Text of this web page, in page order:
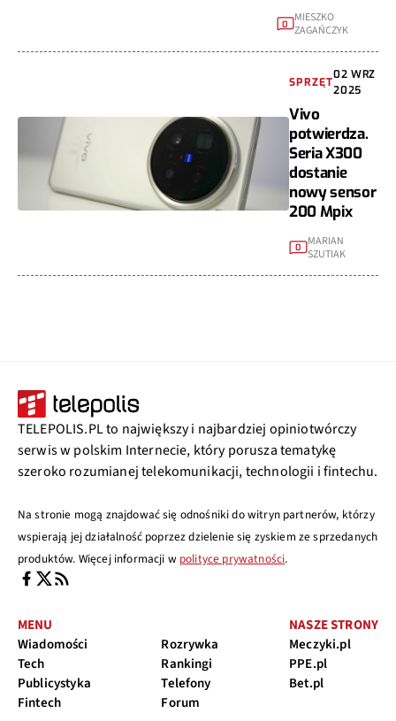
0 MIESZKO
ZAGAŃCZYK
SPRZĘT
02 WRZ
2025
Vivo
potwierdza.
Seria X300
dostanie
nowy sensor
200 Mpix
0 MARIAN
SZUTIAK
TELEPOLIS.PL to największy i najbardziej opiniotwórczy
serwis w polskim Internecie, który porusza tematykę
szeroko rozumianej telekomunikacji, technologii i fintechu.
Na stronie mogą znajdować się odnośniki do witryn partnerów, którzy
wspierają jej działalność poprzez dzielenie się zyskiem ze sprzedanych
produktów. Więcej informacji w polityce prywatności.
MENU
Wiadomości
Tech
Publicystyka
Fintech
Rozrywka
Rankingi
Telefony
Forum
NASZE STRONY
Meczyki.pl
PPE.pl
Bet.pl